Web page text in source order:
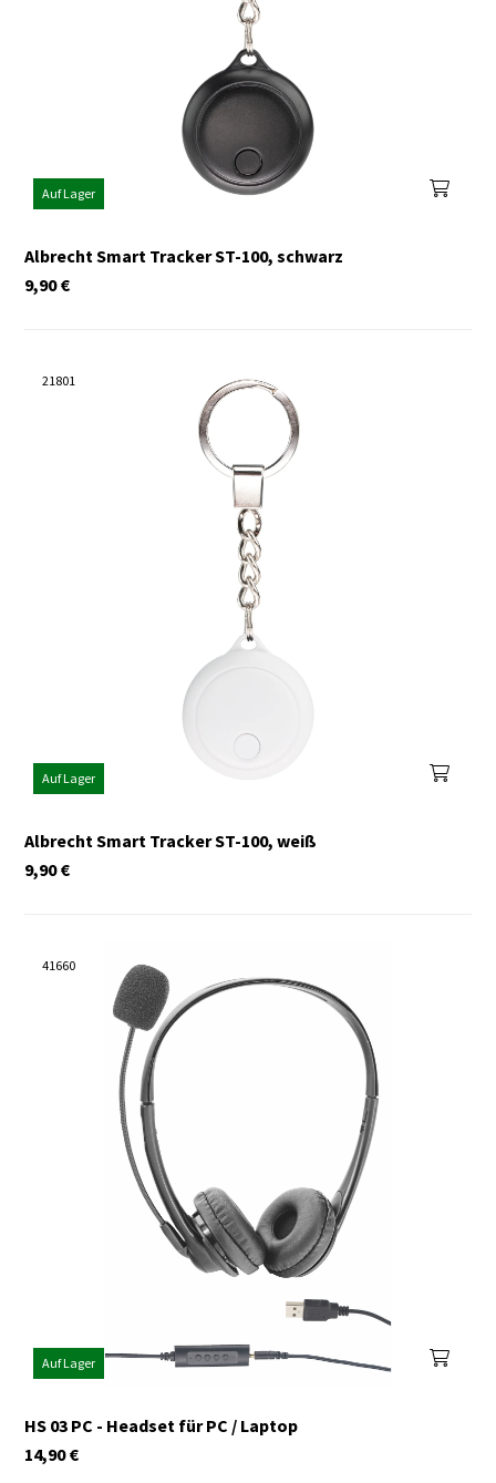
Auf Lager
Albrecht Smart Tracker ST-100, schwarz
€
9,90
21801
Auf Lager
Albrecht Smart Tracker ST-100, weiß
€
9,90
41660
Auf Lager
HS 03 PC - Headset für PC / Laptop
€
14,90